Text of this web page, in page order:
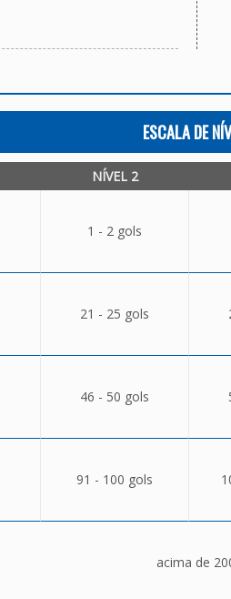
ESCALA DE
NÍVEL 2
1 - 2 gols
21 - 25 gols
46 - 50 gols
91 - 100 gols
acima de